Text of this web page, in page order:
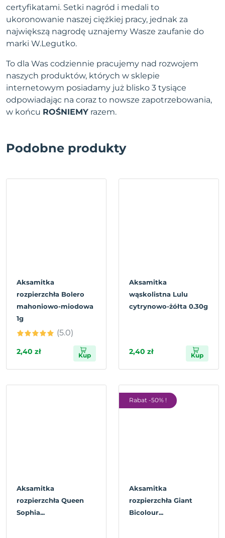
certyfikatami. Setki nagród i medali to
ukoronowanie naszej ciężkiej pracy, jednak za
największą nagrodę uznajemy Wasze zaufanie do
marki W.Legutko.
To dla Was codziennie pracujemy nad rozwojem
naszych produktów, których w sklepie
internetowym posiadamy już blisko 3 tysiące
odpowiadając na coraz to nowsze zapotrzebowania,
w końcu ROŚNIEMY razem.
Podobne produkty
Aksamitka
rozpierzchła Bolero
mahoniowo-miodowa
1g
(5.0)
2,40 zł Kup
Aksamitka
wąskolistna Lulu
cytrynowo-żółta 0.30g
2,40 zł Kup
Aksamitka
rozpierzchła Queen
Sophia...
Rabat -50% !
Aksamitka
rozpierzchła Giant
Bicolour...